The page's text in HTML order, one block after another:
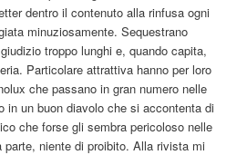
dentro il contenuto alla rinfusa ogni
minuziosamente. Sequestrano
troppo lunghi e, quando capita,
Particolare attrattiva hanno per loro
che passano in gran numero nelle
in un buon diavolo che si accontenta di
che forse gli sembra pericoloso nelle
parte, niente di proibito. Alla rivista mi